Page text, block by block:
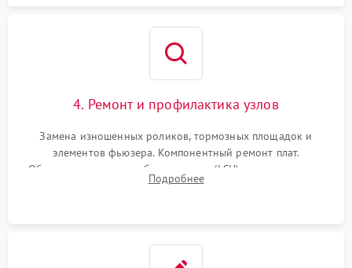
4. Ремонт и профилактика узлов
Замена изношенных роликов, тормозных площадок и
элементов фьюзера. Компонентный ремонт плат.
Обязательная очистка блока лазера (LSU), зеркал и тракта
печати от просыпанного тонера и бумажной пыли.
Подробнее